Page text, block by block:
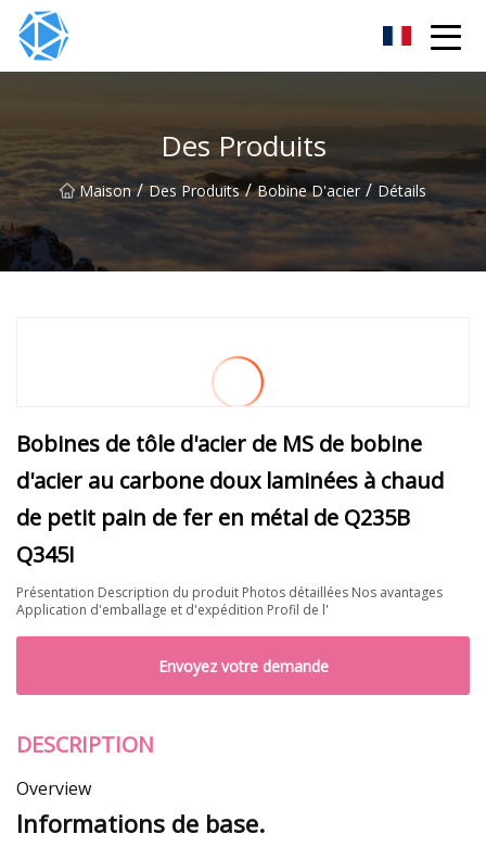
Des Produits
Maison / Des Produits / Bobine D'acier / Détails
Bobines de tôle d'acier de MS de bobine
d'acier au carbone doux laminées à chaud
de petit pain de fer en métal de Q235B
Q345I
Présentation Description du produit Photos détaillées Nos avantages
Application d'emballage et d'expédition Profil de l'
Envoyez votre demande
DESCRIPTION
Overview
Informations de base.